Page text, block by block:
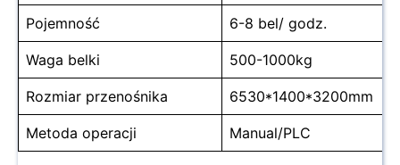
Pojemność 6-8 bel/ godz.
Waga belki 500-1000kg
Rozmiar przenośnika 6530*1400*3200mm
Metoda operacji Manual/PLC